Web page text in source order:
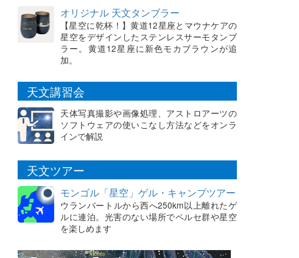
オリジナル 天文タンブラー
【星空に乾杯！】黄道12星座とマウナケアの
星空をデザインしたステンレスサーモタンブ
ラー。黄道12星座に新色モカブラウンが追
加。
天文講習会
天体写真撮影や画像処理、アストロアーツの
ソフトウェアの使いこなし方法などをオンラ
インで解説
天文ツアー
モンゴル「星空」ゲル・キャンプツアー
ウランバートルから西へ250km以上離れたゲ
ルに連泊。光害のない場所でペルセ群や星空
を楽しめます